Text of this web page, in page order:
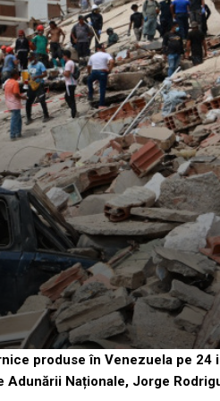
produse în Venezuela pe 24
Naționale, Jorge